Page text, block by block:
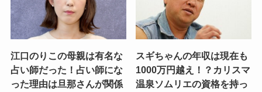
江口のりこの母親は有名な
占い師だった！占い師にな
った理由は旦那さんが関係
スギちゃんの年収は現在も
1000万円越え！？カリスマ
温泉ソムリエの資格を持っ